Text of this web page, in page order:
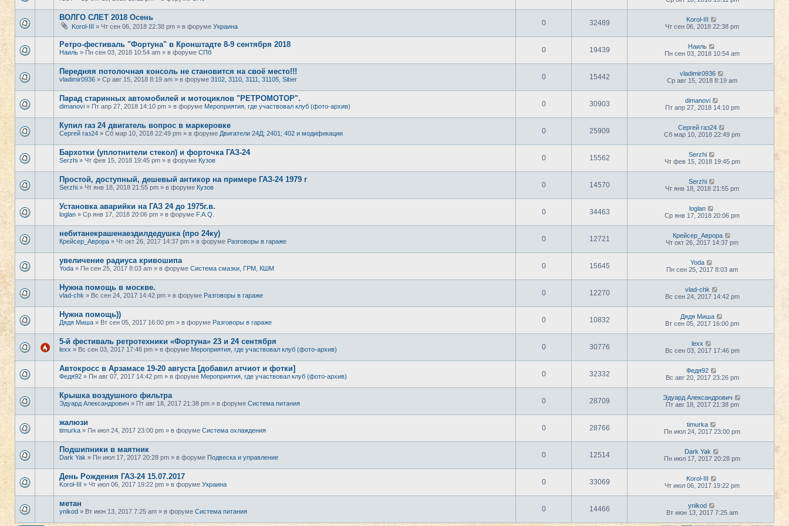
ВОЛГО СЛЕТ 2018 Осень
Korol-III » Чт сен 06, 2018 22:38 pm » в форуме Украина 0 32489
Korol-III
Чт сен 06, 2018 22:38 pm
Ретро-фестиваль "Фортуна" в Кронштадте 8-9 сентября 2018
Наиль » Пн сен 03, 2018 10:54 am » в форуме СПб 0 19439
Наиль
Пн сен 03, 2018 10:54 am
Передняя потолочная консоль не становится на своё место!!!
vladimir0936 » Ср авг 15, 2018 8:19 am » в форуме 3102, 3110, 3111, 31105, Siber 0 15442
vladimir0936
Ср авг 15, 2018 8:19 am
Парад старинных автомобилей и мотоциклов "РЕТРОМОТОР".
dimanovi » Пт апр 27, 2018 14:10 pm » в форуме Мероприятия, где участвовал клуб (фото-архив) 0 30903
dimanovi
Пт апр 27, 2018 14:10 pm
Купил газ 24 двигатель вопрос в маркеровке
Сергей газ24 » Сб мар 10, 2018 22:49 pm » в форуме Двигатели 24Д; 2401; 402 и модификации 0 25909
Сергей газ24
Сб мар 10, 2018 22:49 pm
Бархотки (уплотнители стекол) и форточка ГАЗ-24
Serzhi » Чт фев 15, 2018 19:45 pm » в форуме Кузов 0 15562
Serzhi
Чт фев 15, 2018 19:45 pm
Простой, доступный, дешевый антикор на примере ГАЗ-24 1979 г
Serzhi » Чт янв 18, 2018 21:55 pm » в форуме Кузов 0 14570
Serzhi
Чт янв 18, 2018 21:55 pm
Установка аварийки на ГАЗ 24 до 1975г.в.
loglan » Ср янв 17, 2018 20:06 pm » в форуме F.A.Q. 0 34463
loglan
Ср янв 17, 2018 20:06 pm
небитанекрашенаездилдедушка (про 24ку)
Крейсер_Аврора » Чт окт 26, 2017 14:37 pm » в форуме Разговоры в гараже 0 12721
Крейсер_Аврора
Чт окт 26, 2017 14:37 pm
увеличение радиуса кривошипа
Yoda » Пн сен 25, 2017 8:03 am » в форуме Система смазки, ГРМ, КШМ 0 15645
Yoda
Пн сен 25, 2017 8:03 am
Нужна помощь в москве.
vlad-chk » Вс сен 24, 2017 14:42 pm » в форуме Разговоры в гараже 0 12270
vlad-chk
Вс сен 24, 2017 14:42 pm
Нужна помощь))
Дядя Миша » Вт сен 05, 2017 16:00 pm » в форуме Разговоры в гараже 0 10832
Дядя Миша
Вт сен 05, 2017 16:00 pm
5-й фестиваль ретротехники «Фортуна» 23 и 24 сентября
lexx » Вс сен 03, 2017 17:46 pm » в форуме Мероприятия, где участвовал клуб (фото-архив) 0 30776
lexx
Вс сен 03, 2017 17:46 pm
Автокросс в Арзамасе 19-20 августа [добавил атчиот и фотки]
Федя92 » Пн авг 07, 2017 14:42 pm » в форуме Мероприятия, где участвовал клуб (фото-архив) 0 32332
Федя92
Вс авг 20, 2017 23:26 pm
Крышка воздушного фильтра
Эдуард Александрович » Пт авг 18, 2017 21:38 pm » в форуме Система питания 0 28709
Эдуард Александрович
Пт авг 18, 2017 21:38 pm
жалюзи
timurka » Пн июл 24, 2017 23:00 pm » в форуме Система охлаждения 0 28766
timurka
Пн июл 24, 2017 23:00 pm
Подшипники в маятник
Dark Yak » Пн июл 17, 2017 20:28 pm » в форуме Подвеска и управление 0 12514
Dark Yak
Пн июл 17, 2017 20:28 pm
День Рождения ГАЗ-24 15.07.2017
Korol-III » Чт июл 06, 2017 19:22 pm » в форуме Украина 0 33069
Korol-III
Чт июл 06, 2017 19:22 pm
метан
ynikod » Вт июн 13, 2017 7:25 am » в форуме Система питания 0 14466
ynikod
Вт июн 13, 2017 7:25 am